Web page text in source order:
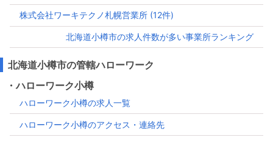
株式会社ワーキテクノ札幌営業所 (12件)
北海道小樽市の求人件数が多い事業所ランキング
北海道小樽市の管轄ハローワーク
・ハローワーク小樽
ハローワーク小樽の求人一覧
ハローワーク小樽のアクセス・連絡先